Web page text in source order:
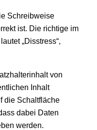
Schreibweise
ist. Die richtige im
„Disstress“,
von
Inhalt
die Schaltfläche
dabei Daten
werden.